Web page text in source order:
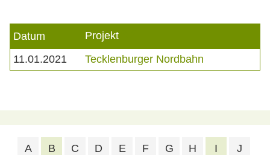
Datum
Projekt
11.01.2021
Tecklenburger Nordbahn
A B C D E F G H I J